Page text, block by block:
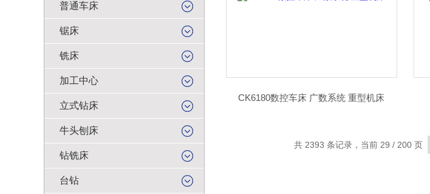
普通车床
锯床
铣床
加工中心
立式钻床
牛头刨床
钻铣床
台钻
CK6180数控车床 广数系统 重型机床
共 2393 条记录，当前 29 / 200 页